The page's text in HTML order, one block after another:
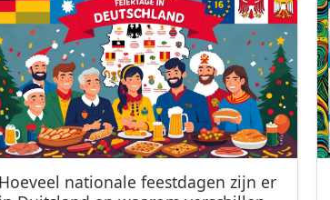
Hoeveel nationale feestdagen zijn er